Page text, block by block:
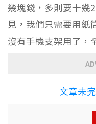
幾塊錢，多則要十幾
見，我們只需要用紙
沒有手機支架用了，
文章未